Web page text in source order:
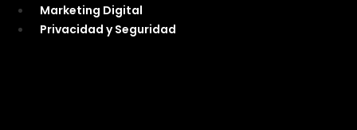
Marketing Digital
Privacidad y Seguridad